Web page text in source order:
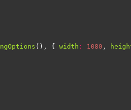
(), { width : 1080 ,